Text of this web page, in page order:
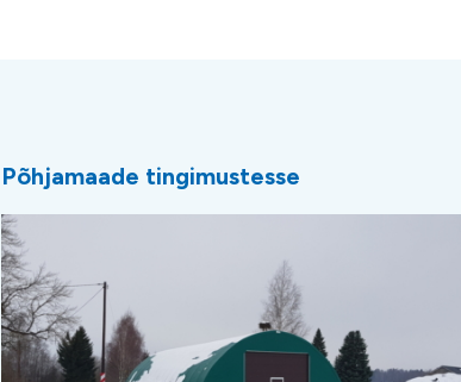
Põhjamaade tingimustesse